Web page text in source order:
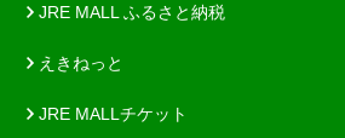
JRE MALL ふるさと納税
えきねっと
JRE MALLチケット